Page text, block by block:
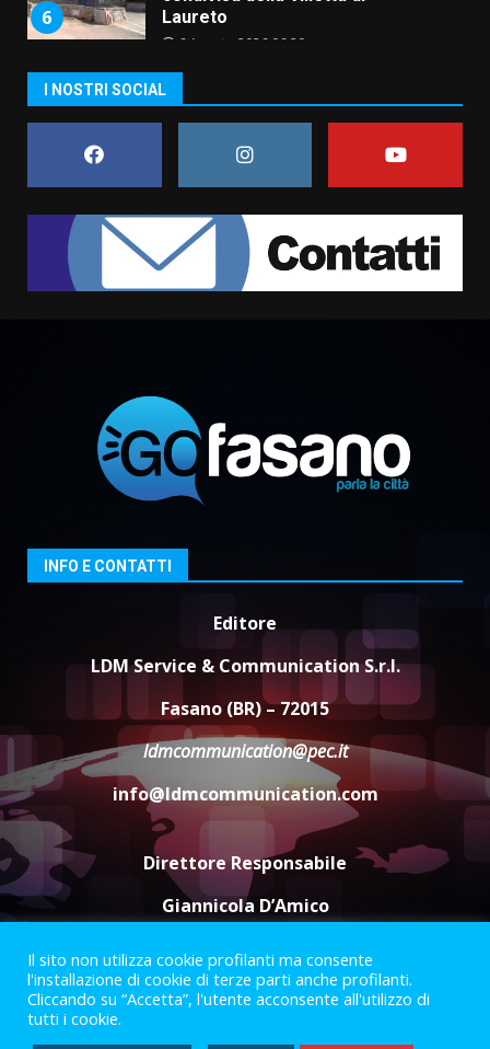
7 6 Agosto 2026 06:15
“I Contestatori: Musica di
Rivoluzione”: nuovo
7 Agosto 2026 06:05
2
US Fasano, Scianaro: “Profonda
amarezza per esclusione dal
campionato di calcio”
7 Agosto 2026 06:00
6 Agosto 2026 18:13
4
Carta d’identità: continua il piano
Grazia Neglia, coordinatrice
cittadina di Fratelli d’Italia,
pronta a tornare in Consiglio
6 Agosto 2026 08:00
I NOSTRI SOCIAL
INFO E CONTATTI
Editore
LDM Service & Communication S.r.l.
Fasano (BR) – 72015
ldmcommunication@pec.it
info@ldmcommunication.com
Direttore Responsabile
Giannicola D’Amico
Termini e Condizioni
Privacy Policy
Informazioni Legali
Facebook
Instagram
Youtube
Il sito non utilizza cookie profilanti ma consente
l'installazione di cookie di terze parti anche profilanti.
Cliccando su “Accetta”, l'utente acconsente all'utilizzo di
tutti i cookie.